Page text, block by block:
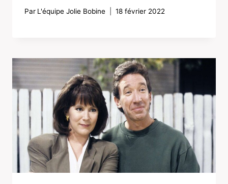
Par L'équipe Jolie Bobine 18 février 2022